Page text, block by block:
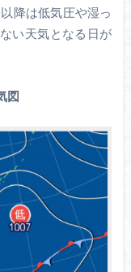
降は低気圧や湿っ
い天気となる日が
図